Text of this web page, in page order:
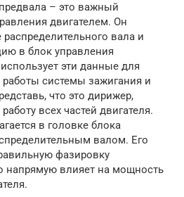
– это важный
двигателем. Он
вала и
в блок управления
эти данные для
системы зажигания и
что это дирижер,
всех частей двигателя.
в головке блока
валом. Его
фазировку
напрямую влияет на мощность